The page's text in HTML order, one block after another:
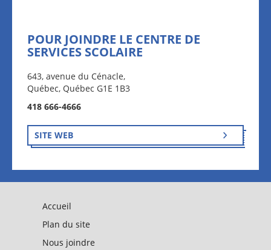
POUR JOINDRE LE CENTRE DE
SERVICES SCOLAIRE
643, avenue du Cénacle,
Québec, Québec G1E 1B3
418 666-4666
SITE WEB
Accueil
Plan du site
Nous joindre